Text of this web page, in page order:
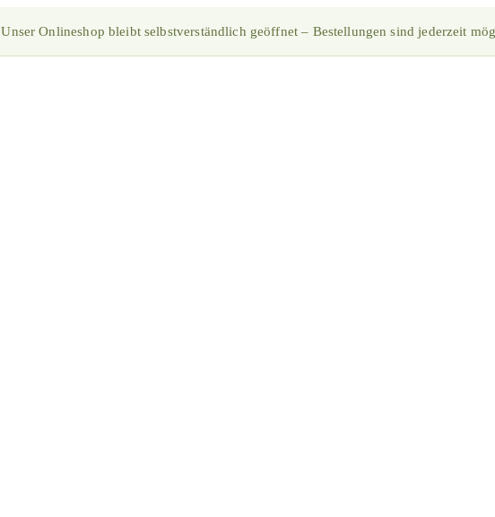
Unser Onlineshop bleibt selbstverständlich geöffnet – Bestellungen sind jederzeit